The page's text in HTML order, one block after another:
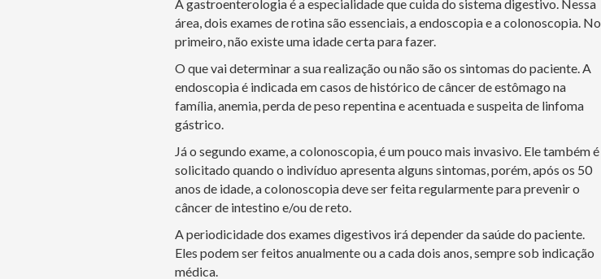
A gastroenterologia é a especialidade que cuida do sistema digestivo. Nessa
área, dois exames de rotina são essenciais, a endoscopia e a colonoscopia. No
primeiro, não existe uma idade certa para fazer.
O que vai determinar a sua realização ou não são os sintomas do paciente. A
endoscopia é indicada em casos de histórico de câncer de estômago na
família, anemia, perda de peso repentina e acentuada e suspeita de linfoma
gástrico.
Já o segundo exame, a colonoscopia, é um pouco mais invasivo. Ele também é
solicitado quando o indivíduo apresenta alguns sintomas, porém, após os 50
anos de idade, a colonoscopia deve ser feita regularmente para prevenir o
câncer de intestino e/ou de reto.
A periodicidade dos exames digestivos irá depender da saúde do paciente.
Eles podem ser feitos anualmente ou a cada dois anos, sempre sob indicação
médica.